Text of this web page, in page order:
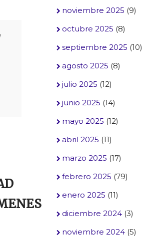
noviembre 2025 (9)
octubre 2025 (8)
septiembre 2025 (10)
agosto 2025 (8)
julio 2025 (12)
junio 2025 (14)
mayo 2025 (12)
abril 2025 (11)
marzo 2025 (17)
febrero 2025 (79)
enero 2025 (11)
diciembre 2024 (3)
noviembre 2024 (5)